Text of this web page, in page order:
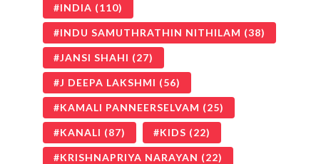
INDIA (110)
INDU SAMUTHRATHIN NITHILAM (38)
JANSI SHAHI (27)
J DEEPA LAKSHMI (56)
KAMALI PANNEERSELVAM (25)
KANALI (87) KIDS (22)
KRISHNAPRIYA NARAYAN (22)